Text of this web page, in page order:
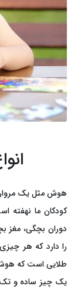
هوش مثل یک
کودکان ما نهفته
دوران بچگی، مغز
را دارد که هر
طلایی است که
یک چیز ساده و